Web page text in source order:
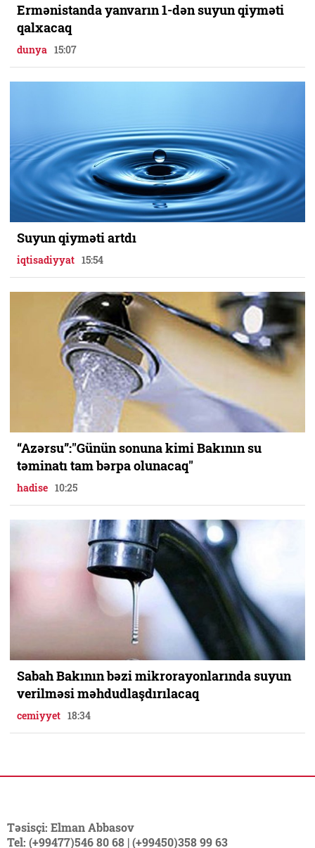
Ermənistanda yanvarın 1-dən suyun qiyməti
qalxacaq
dunya 15:07
Suyun qiyməti artdı
iqtisadiyyat 15:54
“Azərsu”:"Günün sonuna kimi Bakının su
təminatı tam bərpa olunacaq"
hadise 10:25
Sabah Bakının bəzi mikrorayonlarında suyun
verilməsi məhdudlaşdırılacaq
cemiyyet 18:34
Təsisçi: Elman Abbasov
Tel: (+99477)546 80 68 | (+99450)358 99 63